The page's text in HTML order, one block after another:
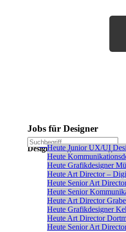
Jobs für Designer
Designanzeigen ohne
Stellenanzeige schalten
Heute Junior UX/UI
Heute
Heute Grafikdesigner
Heute Art Director –
Heute Senior Art
Heute Senior
Heute Art Director
Heute Grafikdesigner
Heute Art Director
Heute Senior Art